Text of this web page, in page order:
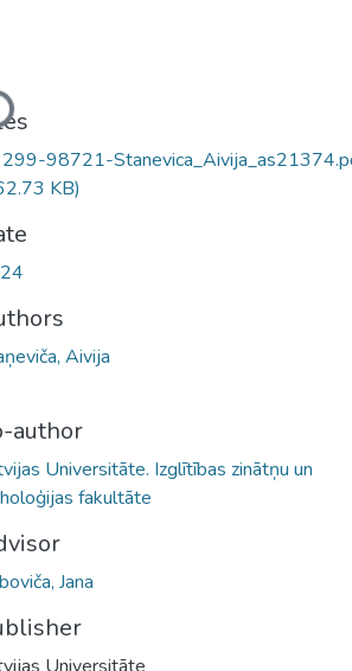
299-98721-
KB)
Aivija
author
Universitāte. Izglītības zinātņu un
fakultāte
Jana